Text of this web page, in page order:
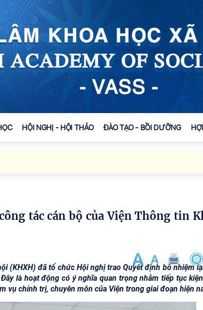
HỘI NGHỊ - HỘI THẢO ĐÀO TẠO - BỒI DƯỠNG
(KHXH) đã tổ chức Hội nghị trao Quyết định bổ nhiệm
là hoạt động có ý nghĩa quan trọng nhằm tiếp tục
vụ chính trị, chuyên môn của Viện trong giai đoạn hiện